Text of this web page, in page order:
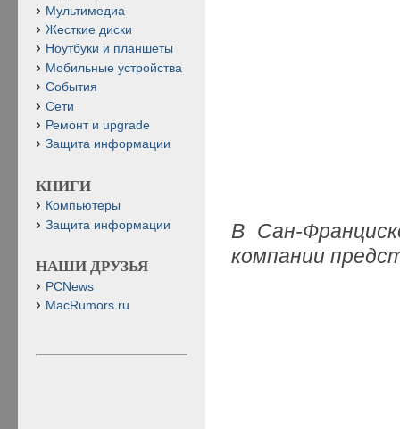
В Сан-
компании
Мультимедиа
Жесткие диски
Ноутбуки и планшеты
Мобильные устройства
События
Сети
Ремонт и upgrade
Защита информации
КНИГИ
Компьютеры
Защита информации
НАШИ ДРУЗЬЯ
PCNews
MacRumors.ru